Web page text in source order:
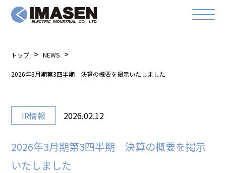
トップ NEWS
2026年3月期第3四半期 決算の概要を掲示いたしました
IR情報 2026.02.12
2026年3月期第3四半期 決算の概要を掲示
いたしました